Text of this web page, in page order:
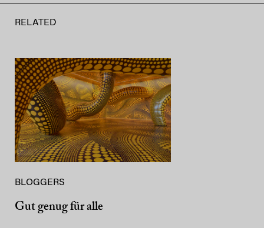
RELATED
BLOGGERS
Gut genug für alle